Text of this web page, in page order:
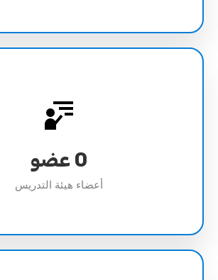
0 عضو
أعضاء هيئة التدريس